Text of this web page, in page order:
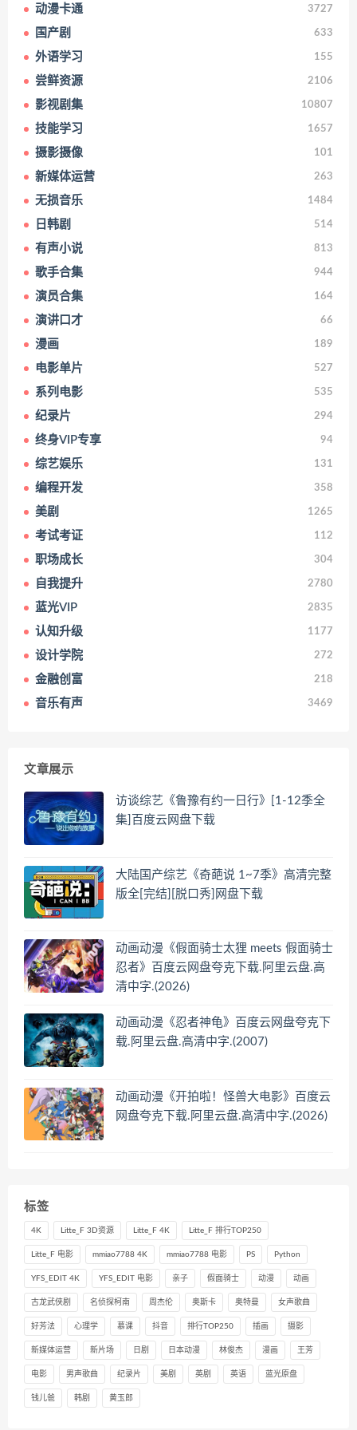
动漫卡通 3727
国产剧 633
外语学习 155
尝鲜资源 2106
影视剧集 10807
技能学习 1657
摄影摄像 101
新媒体运营 263
无损音乐 1484
日韩剧 514
有声小说 813
歌手合集 944
演员合集 164
演讲口才 66
漫画 189
电影单片 527
系列电影 535
纪录片 294
终身VIP专享 94
综艺娱乐 131
编程开发 358
美剧 1265
考试考证 112
职场成长 304
自我提升 2780
蓝光VIP 2835
认知升级 1177
设计学院 272
金融创富 218
音乐有声 3469
文章展示
访谈综艺《鲁豫有约一日行》[1-12季全
集]百度云网盘下载
大陆国产综艺《奇葩说 1~7季》高清完整
版全[完结][脱口秀]网盘下载
动画动漫《假面骑士太狸 meets 假面骑士
忍者》百度云网盘夸克下载.阿里云盘.高
清中字.(2026)
动画动漫《忍者神龟》百度云网盘夸克下
载.阿里云盘.高清中字.(2007)
动画动漫《开拍啦！怪兽大电影》百度云
网盘夸克下载.阿里云盘.高清中字.(2026)
标签
4K Litte_F 3D资源 Litte_F 4K Litte_F 排行TOP250
Litte_F 电影 mmiao7788 4K mmiao7788 电影 PS Python
YFS_EDIT 4K YFS_EDIT 电影 亲子 假面骑士 动漫 动画
古龙武侠剧 名侦探柯南 周杰伦 奥斯卡 奥特曼 女声歌曲
好芳法 心理学 慕课 抖音 排行TOP250 插画 摄影
新媒体运营 新片场 日剧 日本动漫 林俊杰 漫画 王芳
电影 男声歌曲 纪录片 美剧 英剧 英语 蓝光原盘
钱儿爸 韩剧 黄玉郎